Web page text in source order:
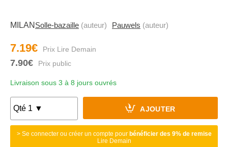
MILAN Solle-bazaille (auteur) Pauwels (auteur)
7.19€
7.90€
Livraison sous 3 à 8 jours ouvrés
AJOUTER
> Se connecter ou créer un compte pour bénéficier des 9% de remise
Lire Demain